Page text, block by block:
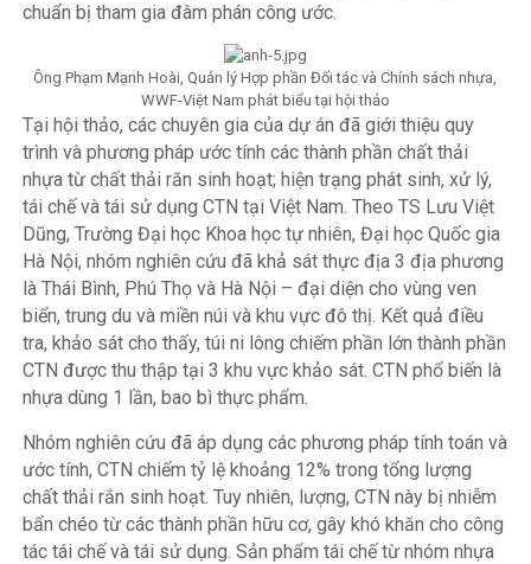
chuẩn bị tham gia đàm phán công ước.
Ông Phạm Mạnh Hoài, Quản lý Hợp phần Đối tác và Chính sách nhựa,
WWF-Việt Nam phát biểu tại hội thảo
Tại hội thảo, các chuyên gia của dự án đã giới thiệu quy
trình và phương pháp ước tính các thành phần chất thải
nhựa từ chất thải răn sinh hoạt; hiện trạng phát sinh, xử lý,
tái chế và tái sử dụng CTN tại Việt Nam. Theo TS Lưu Việt
Dũng, Trường Đại học Khoa học tự nhiên, Đại học Quốc gia
Hà Nội, nhóm nghiên cứu đã khả sát thực địa 3 địa phương
là Thái Bình, Phú Thọ và Hà Nội – đại diện cho vùng ven
biển, trung du và miền núi và khu vực đô thị. Kết quả điều
tra, khảo sát cho thấy, túi ni lông chiếm phần lớn thành phần
CTN được thu thập tại 3 khu vực khảo sát. CTN phổ biến là
nhựa dùng 1 lần, bao bì thực phẩm.
Nhóm nghiên cứu đã áp dụng các phương pháp tính toán và
ước tính, CTN chiếm tỷ lệ khoảng 12% trong tổng lượng
chất thải rắn sinh hoạt. Tuy nhiên, lượng, CTN này bị nhiễm
bẩn chéo từ các thành phần hữu cơ, gây khó khăn cho công
tác tái chế và tái sử dụng. Sản phẩm tái chế từ nhóm nhựa